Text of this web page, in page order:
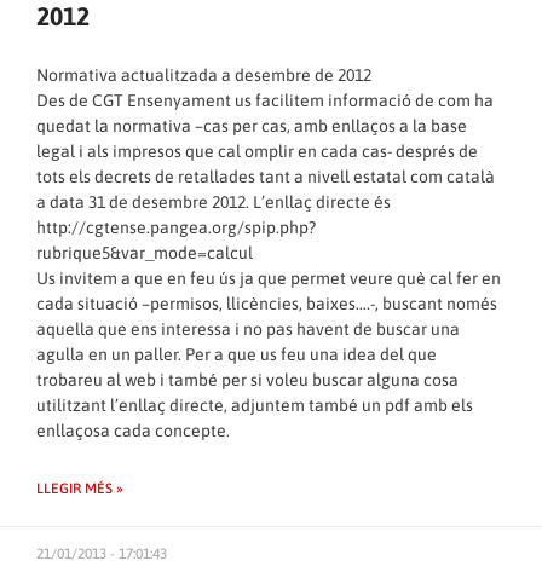
2012
Normativa actualitzada a desembre de 2012
Des de CGT Ensenyament us facilitem informació de com ha
quedat la normativa –cas per cas, amb enllaços a la base
legal i als impresos que cal omplir en cada cas- després de
tots els decrets de retallades tant a nivell estatal com català
a data 31 de desembre 2012. L’enllaç directe és
http://cgtense.pangea.org/spip.php?
rubrique5&var_mode=calcul
Us invitem a que en feu ús ja que permet veure què cal fer en
cada situació –permisos, llicències, baixes….-, buscant només
aquella que ens interessa i no pas havent de buscar una
agulla en un paller. Per a que us feu una idea del que
trobareu al web i també per si voleu buscar alguna cosa
utilitzant l’enllaç directe, adjuntem també un pdf amb els
enllaçosa cada concepte.
LLEGIR MÉS »
21/01/2013 - 17:01:43